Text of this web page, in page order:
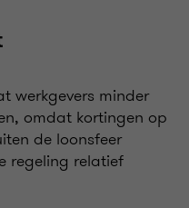
werkgevers minder
omdat kortingen op
de loonsfeer
regeling relatief